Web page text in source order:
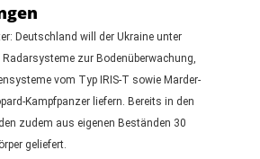
Deutschland will der Ukraine unter
zur Bodenüberwachung,
vom Typ IRIS-T sowie Marder-
Kampfpanzer liefern. Bereits in den
zudem aus eigenen Beständen 30
geliefert.